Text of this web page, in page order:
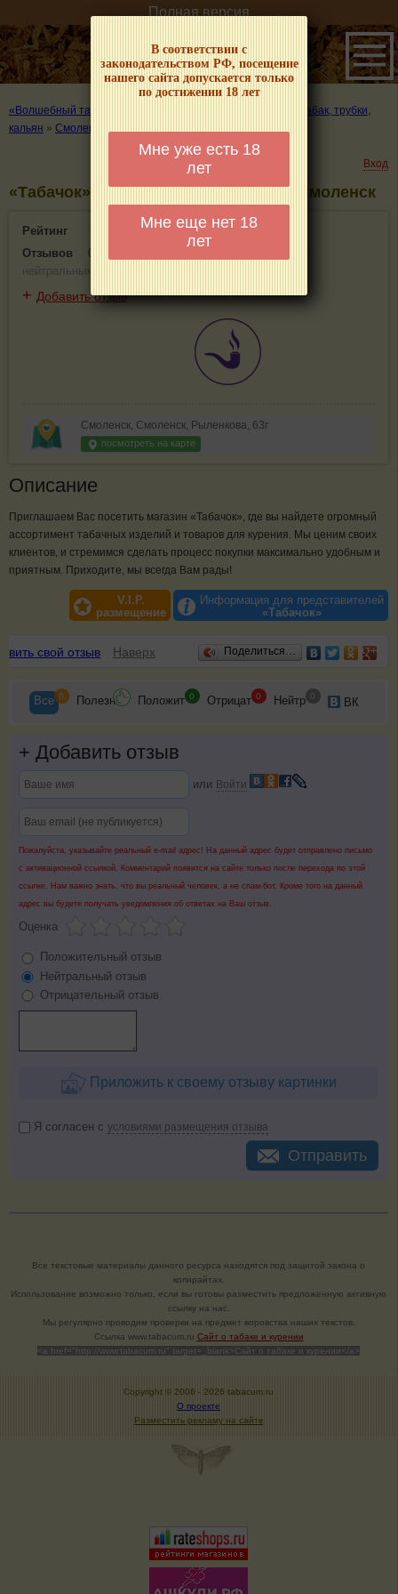
В соответствии с
законодательством РФ, посещение
нашего сайта допускается только
по достижении 18 лет
Мне уже есть 18
лет
Мне еще нет 18
лет
Полная версия
«Волшебный табачок» – о табаке и курении
Где купить табак, трубки,
кальян » Смоленск
Вход
«Табачок» - информация и отзывы. Смоленск
Рейтинг
0(0)
Отзывов
0
нейтральных
+ Добавить отзыв
Смоленск, Смоленск, Рыленкова, 63г
посмотреть на карте
Описание
Приглашаем Вас посетить магазин «Табачок», где вы найдете огромный
ассортимент табачных изделий и товаров для курения. Мы ценим своих
клиентов, и стремимся сделать процесс покупки максимально удобным и
приятным. Приходите, мы всегда Вам рады!
V.I.P.
размещение
Информация для представителей
«Табачок»
Отзывы
свой отзыв Наверх Поделиться…
Все 0 Полезн Положит 0 Отрицат 0 Нейтр 0 ВК
+ Добавить отзыв
или Войти
Пожалуйста, указывайте реальный e-mail адрес! На данный адрес будет отправлено письмо
с активационной ссылкой. Комментарий появится на сайте только после перехода по этой
ссылке. Нам важно знать, что вы реальный человек, а не спам-бот. Кроме того на данный
адрес вы будете получать уведомления об ответах на Ваш отзыв.
Оценка
Положительный отзыв
Нейтральный отзыв
Отрицательный отзыв
Приложить к своему отзыву картинки
Я согласен с условиями размещения отзыва
Отправить
Все текстовые материалы данного ресурса находятся под защитой закона о
копирайтах.
Использование возможно только, если вы готовы разместить предложенную активную
ссылку на нас.
Мы регулярно проводим проверки на предмет воровства наших текстов.
Cсылка www.tabacum.ru Сайт о табаке и курении
<a href="http://www.tabacum.ru" target=_blank>Сайт о табаке и курении</a>
Copyright © 2006 - 2026 tabacum.ru
О проекте
Разместить рекламу на сайте